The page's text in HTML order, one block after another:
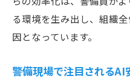
紹介
警備現場での作
改善
作業者安全管理
る環境を生み出し、組織
因となっています。
警備現場で注目されるAI